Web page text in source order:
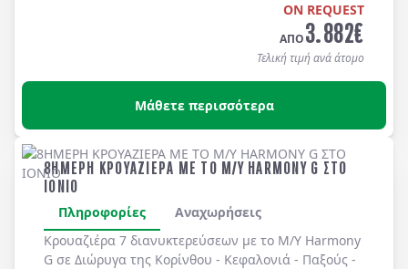
, Ελλάδα |
Αθήνα (Πειραιάς), Ελλάδα
με πλήρη διατροφή καθημερινά (πρωινό,
ON REQUEST
ΑΠΟ3.882€
Τελική τιμή ανά άτομο
Μάθετε περισσότερα
8ΗΜΕΡΗ ΚΡΟΥΑΖΙΕΡΑ ΜΕ ΤΟ M/Y HARMONY G ΣΤΟ
ΙΟΝΙΟ
Πληροφορίες
Αναχωρήσεις
Κρουαζιέρα 7 διανυκτερεύσεων με το M/Y Harmony
G σε Διώρυγα της Κορίνθου - Κεφαλονιά - Παξούς -